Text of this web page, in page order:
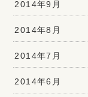
2014年9月
2014年8月
2014年7月
2014年6月